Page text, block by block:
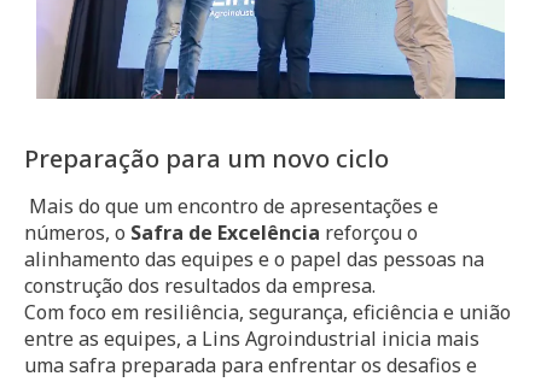
Preparação para um novo ciclo
Mais do que um encontro de apresentações e
números, o Safra de Excelência reforçou o
alinhamento das equipes e o papel das pessoas na
construção dos resultados da empresa.
Com foco em resiliência, segurança, eficiência e união
entre as equipes, a Lins Agroindustrial inicia mais
uma safra preparada para enfrentar os desafios e